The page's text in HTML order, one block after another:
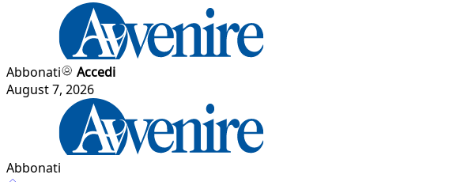
Abbonati
Accedi
August 7, 2026
Abbonati